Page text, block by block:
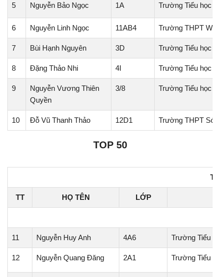
5 Nguyễn Bảo Ngọc 1A Trường Tiểu học
6 Nguyễn Linh Ngọc 11AB4 Trường THPT
7 Bùi Hạnh Nguyên 3D Trường Tiểu học
8 Đặng Thảo Nhi 4I Trường Tiểu học
9
Nguyễn Vương Thiên
Quyền
3/8 Trường Tiểu học
10 Đỗ Vũ Thanh Thảo 12D1 Trường THPT
TOP 50
TT HỌ TÊN LỚP
11 Nguyễn Huy Anh 4A6 Trường Tiểu
12 Nguyễn Quang Đăng 2A1 Trường Tiểu